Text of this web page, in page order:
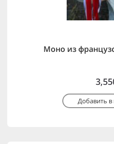
Моно из
Добавить в